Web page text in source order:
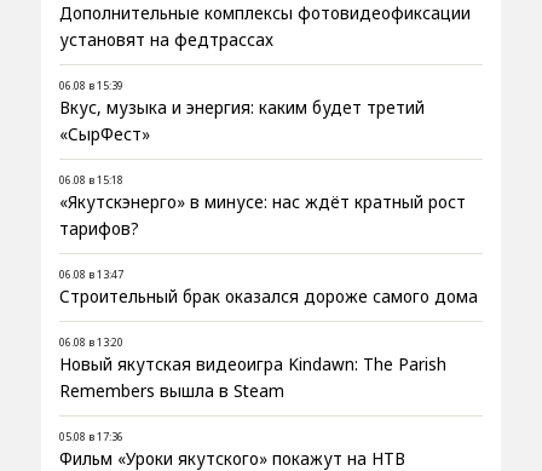
Дополнительные комплексы фотовидеофиксации
установят на федтрассах
06.08 в 15:39
Вкус, музыка и энергия: каким будет третий
«СырФест»
06.08 в 15:18
«Якутскэнерго» в минусе: нас ждёт кратный рост
тарифов?
06.08 в 13:47
Строительный брак оказался дороже самого дома
06.08 в 13:20
Новый якутская видеоигра Kindawn: The Parish
Remembers вышла в Steam
05.08 в 17:36
Фильм «Уроки якутского» покажут на НТВ